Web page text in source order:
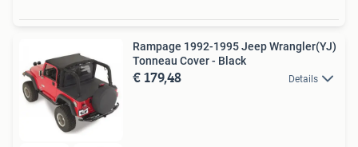
Rampage 1992-1995 Jeep Wrangler(YJ)
Tonneau Cover - Black
€ 179,48 Details